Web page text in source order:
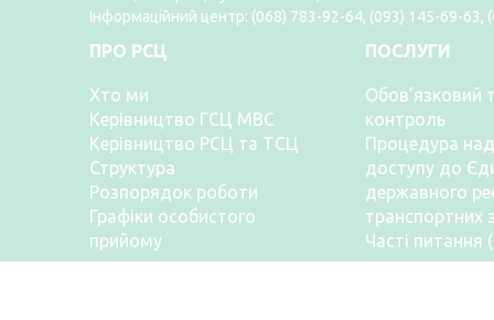
принципами, адже за кожною
унікальна історія, прагнення та право на
послуг сервісних центрів МВС можна
за телефоном (044) 290-19-88 або на
Головного сервісного центру МВС в
Інстаграм. Відповіді на найпоширеніші
та корисну інформацію черпайте на сайті.
Інформаційний центр: (068) 783-92-64, (093) 145-69-63,
ПРО РСЦ
Хто ми
Керівництво ГСЦ МВС
Керівництво РСЦ та ТСЦ
Структура
Розпорядок роботи
Графіки особистого
прийому
ПОСЛУГИ
Обов’язковий
контроль
Процедура
доступу до
державного
транспортних
Часті питання